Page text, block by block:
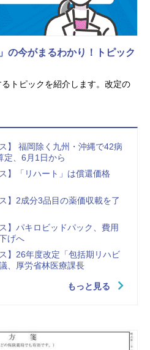
の今がまるわかり！トピック
トピックを紹介します。改定の
】 福岡除く九州・沖縄で42病
定、6月1日から
】「リハート」は償還価格
】2成分3品目の薬価収載を了
】パキロビッドパック、費用
げへ
】26年度改定「包括期リハビ
、厚労省林医療課長
もっと見る